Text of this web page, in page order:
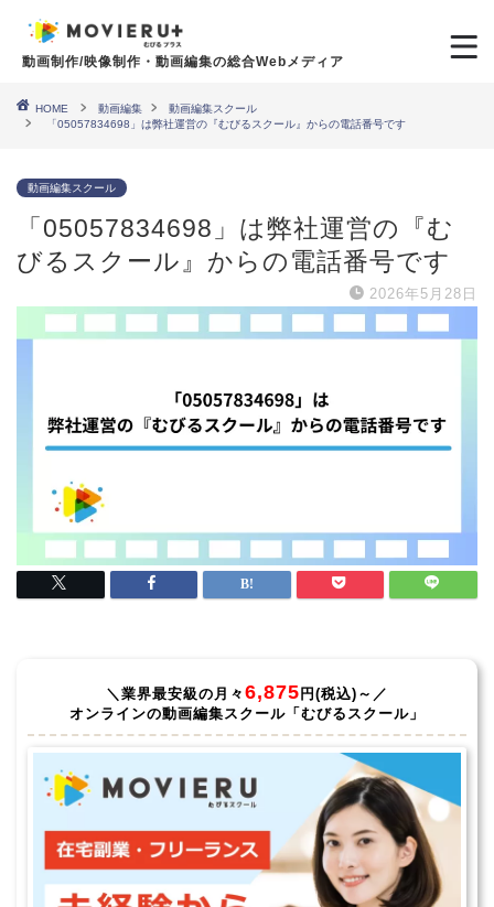
動画制作/映像制作・動画編集の総合Webメディア
HOME 動画編集
動画編集スクール
「05057834698」は弊社運営の『むびるスクール』からの電話番号です
動画編集スクール
「05057834698」は弊社運営の『む
びるスクール』からの電話番号です
2026年5月28日
＼業界最安級の月々 6,875 円(税込)～／
オンラインの動画編集スクール「むびるスクール」